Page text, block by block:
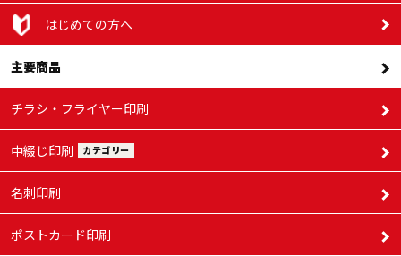
はじめての方へ
主要商品
チラシ・フライヤー印刷
中綴じ印刷 カテゴリー
名刺印刷
ポストカード印刷